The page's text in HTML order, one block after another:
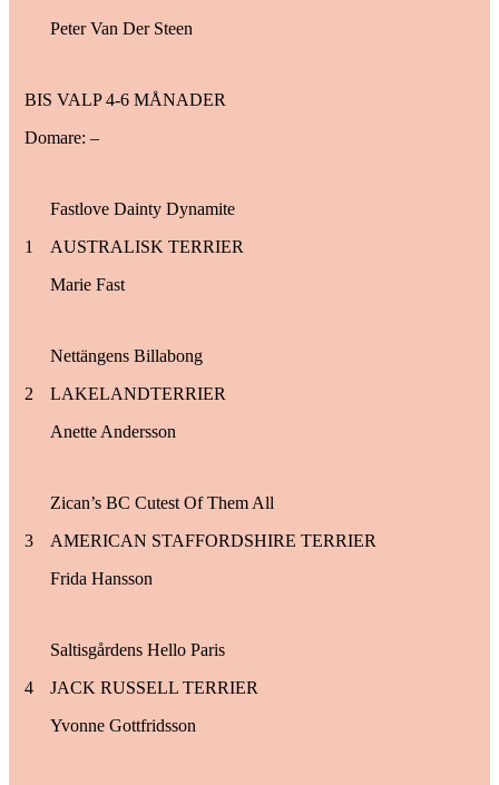
Peter Van Der Steen
BIS VALP 4-6 MÅNADER
Domare: –
1
Fastlove Dainty Dynamite
AUSTRALISK TERRIER
Marie Fast
2
Nettängens Billabong
LAKELANDTERRIER
Anette Andersson
3
Zican’s BC Cutest Of Them All
AMERICAN STAFFORDSHIRE TERRIER
Frida Hansson
4
Saltisgårdens Hello Paris
JACK RUSSELL TERRIER
Yvonne Gottfridsson